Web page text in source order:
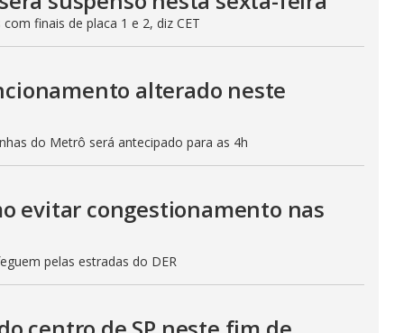
finais de placa 1 e 2, diz CET
alterado neste
do Metrô será antecipado para as 4h
evitar congestionamento nas
pelas estradas do DER